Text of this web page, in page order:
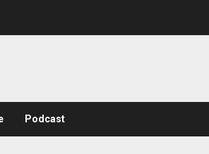
Podcast